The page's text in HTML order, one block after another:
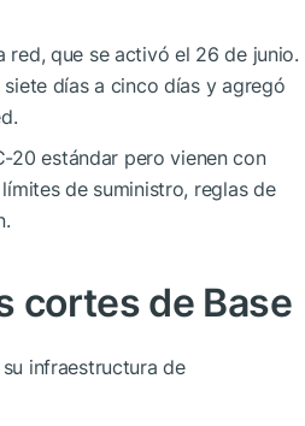
que se activó el 26 de junio.
días a cinco días y agregó
20 estándar pero vienen con
de suministro, reglas de
cortes de Base
infraestructura de